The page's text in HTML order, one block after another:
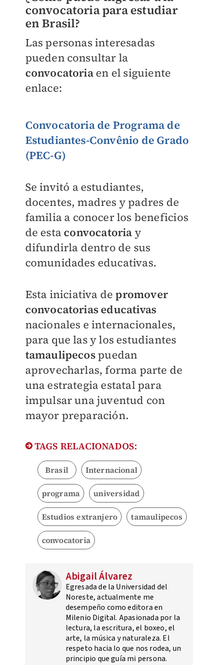
convocatoria para estudiar
en Brasil?
Las personas interesadas
pueden consultar la
convocatoria en el siguiente
enlace:
Convocatoria de Programa de
Estudiantes-Convênio de Grado
(PEC-G)
Se invitó a estudiantes,
docentes, madres y padres de
familia a conocer los beneficios
de esta convocatoria y
difundirla dentro de sus
comunidades educativas.
Esta iniciativa depromover
convocatorias educativas
nacionales e internacionales,
para que las y los estudiantes
tamaulipecos puedan
aprovecharlas, forma parte de
una estrategia estatal para
impulsar una juventud con
mayor preparación.
TAGS RELACIONADOS:
Brasil Internacional
programa universidad
Estudios extranjero tamaulipecos
convocatoria
Abigail Álvarez
Egresada de la Universidad del
Noreste, actualmente me
desempeño como editora en
Milenio Digital. Apasionada por la
lectura, la escritura, el boxeo, el
arte, la música y naturaleza. El
respeto hacia lo que nos rodea, un
principio que guía mi persona.